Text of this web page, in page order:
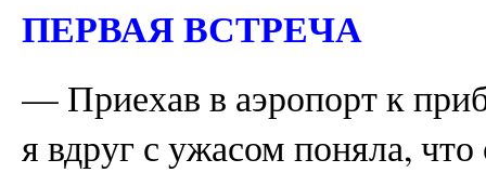
ПЕРВАЯ ВСТРЕЧА
— Приехав в аэропорт к
я вдруг с ужасом поняла,